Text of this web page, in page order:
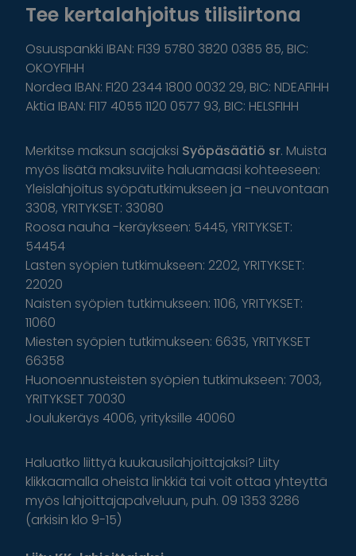
Tee kertalahjoitus tilisiirtona
Osuuspankki IBAN: FI39 5780 3820 0385 85, BIC:
OKOYFIHH
Nordea IBAN: FI20 2344 1800 0032 29, BIC: NDEAFIHH
Aktia IBAN: FI17 4055 1120 0577 93, BIC: HELSFIHH
Merkitse maksun saajaksi Syöpäsäätiö sr. Muista
myös lisätä maksuviite haluamaasi kohteeseen:
Yleislahjoitus syöpätutkimukseen ja -neuvontaan
3308, YRITYKSET: 33080
Roosa nauha -keräykseen: 5445, YRITYKSET:
54454
Lasten syöpien tutkimukseen: 2202, YRITYKSET:
22020
Naisten syöpien tutkimukseen: 1106, YRITYKSET:
11060
Miesten syöpien tutkimukseen: 6635, YRITYKSET
66358
Huonoennusteisten syöpien tutkimukseen: 7003,
YRITYKSET 70030
Joulukeräys 4006, yrityksille 40060
Haluatko liittyä kuukausilahjoittajaksi? Liity
klikkaamalla oheista linkkiä tai voit ottaa yhteyttä
myös lahjoittajapalveluun, puh. 09 1353 3286
(arkisin klo 9-15)